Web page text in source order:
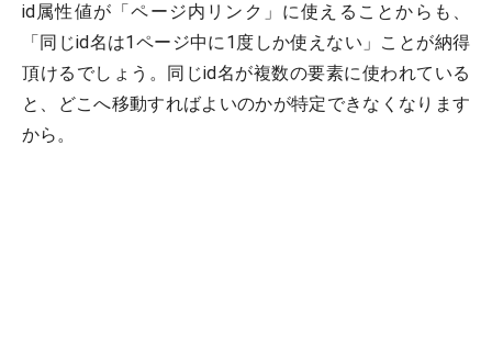
id属性値が「ページ内リンク」に使えることからも、
「同じid名は1ページ中に1度しか使えない」ことが納得
頂けるでしょう。同じid名が複数の要素に使われている
と、どこへ移動すればよいのかが特定できなくなります
から。